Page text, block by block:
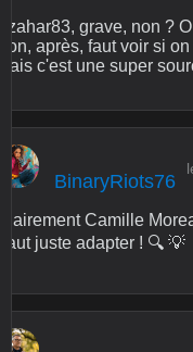
Azahar83, grave, non ?
Bon, après, faut voir si
Mais c'est une super
BinaryRiots76
Clairement Camille
Faut juste adapter ! 🔍 💡